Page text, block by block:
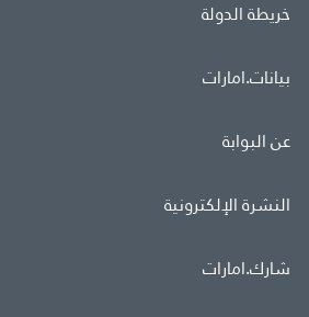
خريطة الدولة
بيانات.امارات
عن البوابة
النشرة الإلكترونية
شارك.امارات